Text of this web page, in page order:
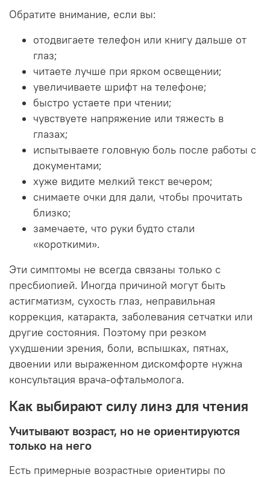
Обратите внимание, если вы:
отодвигаете телефон или книгу дальше от
глаз;
читаете лучше при ярком освещении;
увеличиваете шрифт на телефоне;
быстро устаете при чтении;
чувствуете напряжение или тяжесть в
глазах;
испытываете головную боль после работы с
документами;
хуже видите мелкий текст вечером;
снимаете очки для дали, чтобы прочитать
близко;
замечаете, что руки будто стали
«короткими».
Эти симптомы не всегда связаны только с
пресбиопией. Иногда причиной могут быть
астигматизм, сухость глаз, неправильная
коррекция, катаракта, заболевания сетчатки или
другие состояния. Поэтому при резком
ухудшении зрения, боли, вспышках, пятнах,
двоении или выраженном дискомфорте нужна
консультация врача-офтальмолога.
Как выбирают силу линз для чтения
Учитывают возраст, но не ориентируются
только на него
Есть примерные возрастные ориентиры по